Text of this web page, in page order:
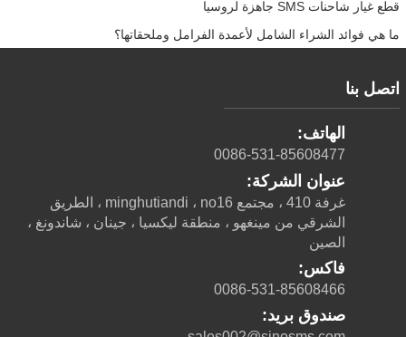
قطع غيار شاحنات SMS جاهزة لروسيا
ما هي فوائد الشراء الشامل لأعمدة الفرامل وملحقاتها؟
اتصل بنا
الهاتف:
0086-531-85608477
عنوان الشركة:
غرفة 410 ، مجتمع minghutiandi ، no16 ، الطريق
الشرقي من مينغهو ، منطقة ليكسيا ، جينان ، شاندونغ ،
الصين
فاكس:
0086-531-85608466
صندوق بريد: